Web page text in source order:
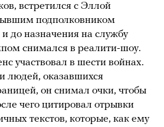
встретился с Эллой
подполковником
до назначения на службу
снимался в реалити-шоу.
участвовал в шести войнах.
людей, оказавшихся
он снимал очки, чтобы
чего цитировал отрывки
текстов, которые, как ему